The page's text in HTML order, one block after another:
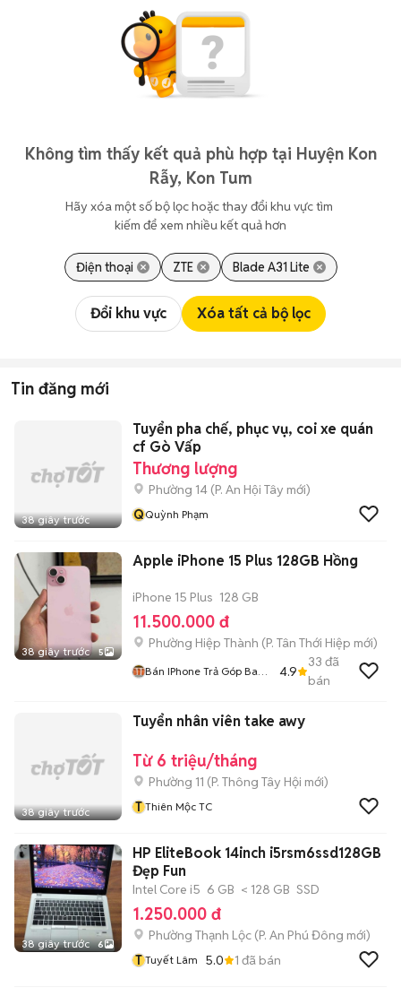
Không tìm thấy kết quả phù hợp tại Huyện Kon
Rẫy, Kon Tum
Hãy xóa một số bộ lọc hoặc thay đổi khu vực tìm
kiếm để xem nhiều kết quả hơn
Điện thoại ZTE Blade A31 Lite
Đổi khu vực Xóa tất cả bộ lọc
Tin đăng mới
38 giây trước
Tuyển pha chế, phục vụ, coi xe quán
cf Gò Vấp
Thương lượng
Phường 14 (P. An Hội Tây mới)
QQuỳnh Phạm
38 giây trước 5
Apple iPhone 15 Plus 128GB Hồng
iPhone 15 Plus 128 GB
11.500.000 đ
Phường Hiệp Thành (P. Tân Thới Hiệp mới)
Bán IPhone Trả Góp Bao
4.9
33 đã
bán
38 giây trước
Tuyển nhân viên take awy
Từ 6 triệu/tháng
Phường 11 (P. Thông Tây Hội mới)
T Thiên Mộc TC
38 giây trước 6
HP EliteBook 14inch i5rsm6ssd128GB
Đẹp Fun
Intel Core i5 6 GB < 128 GB SSD
1.250.000 đ
Phường Thạnh Lộc (P. An Phú Đông mới)
T Tuyết Lâm 5.0 1 đã bán